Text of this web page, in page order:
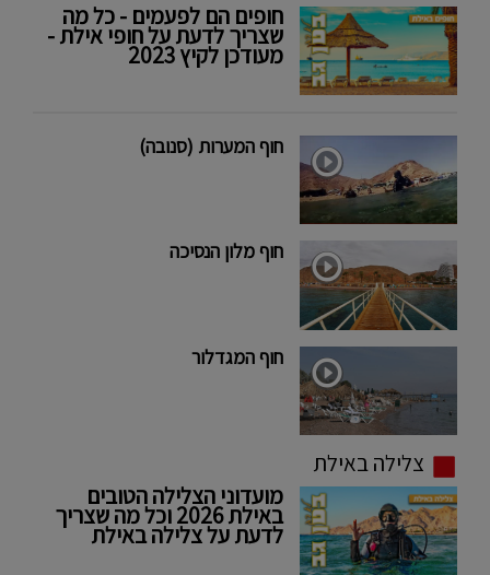
חופים הם לפעמים - כל מה
שצריך לדעת על חופי אילת -
מעודכן לקיץ 2023
חוף המערות (סנובה)
חוף מלון הנסיכה
חוף המגדלור
צלילה באילת
מועדוני הצלילה הטובים
באילת 2026 וכל מה שצריך
לדעת על צלילה באילת